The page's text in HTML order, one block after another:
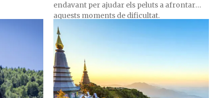
d’aquests
quals –
els
endavant per ajudar els peluts a afrontar
aquests moments de dificultat.